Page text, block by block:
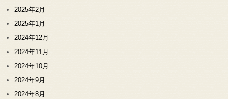
2025年2月
2025年1月
2024年12月
2024年11月
2024年10月
2024年9月
2024年8月